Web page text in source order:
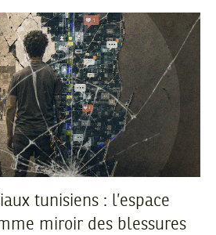
tunisiens : l’espace
miroir des blessures